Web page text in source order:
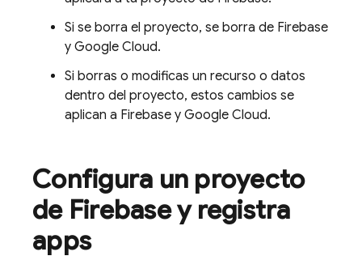
Si se borra el proyecto, se borra de Firebase
y Google Cloud.
Si borras o modificas un recurso o datos
dentro del proyecto, estos cambios se
aplican a Firebase y Google Cloud.
Configura un proyecto
de Firebase y registra
apps